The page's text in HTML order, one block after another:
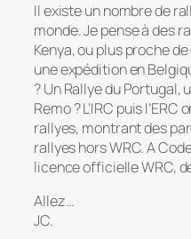
Il existe un nombre de
monde. Je pense à des
Kenya, ou plus proche
une expédition en
? Un Rallye du Portugal,
Remo ? L’IRC puis
rallyes, montrant des
rallyes hors WRC. A
licence officielle WRC,
Allez…
JC.